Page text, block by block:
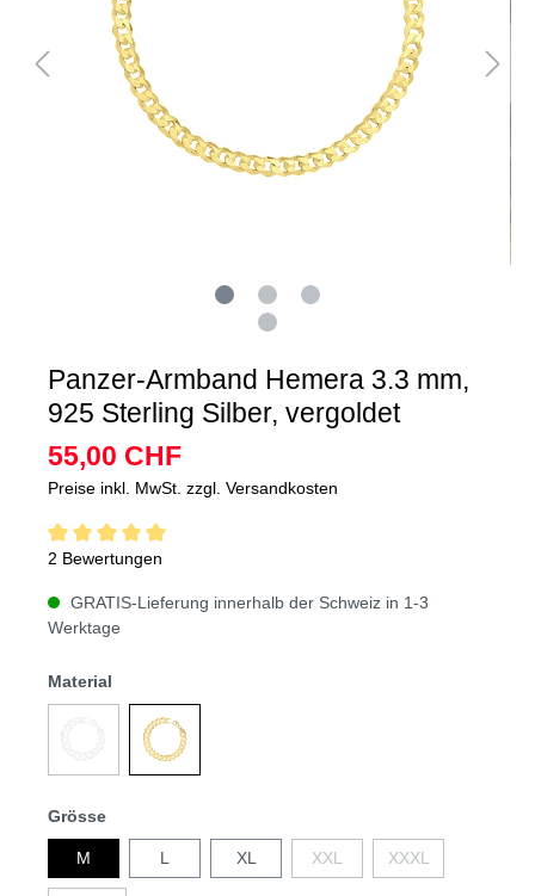
Panzer-Armband Hemera 3.3 mm,
925 Sterling Silber, vergoldet
55,00 CHF
Preise inkl. MwSt. zzgl. Versandkosten
2 Bewertungen
GRATIS-Lieferung innerhalb der Schweiz in 1-3
Werktage
Material
Grösse
M L XL XXL XXXL